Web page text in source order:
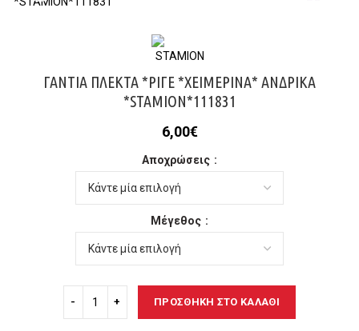
ΓΑΝΤΙΑ ΠΛΕΚΤΑ *ΡΙΓΕ *ΧΕΙΜΕΡΙΝΑ* ΑΝΔΡΙΚΑ
*STAMION*111831
6,00€
Αποχρώσεις
Μέγεθος
ΠΡΟΣΘΉΚΗ ΣΤΟ ΚΑΛΆΘΙ